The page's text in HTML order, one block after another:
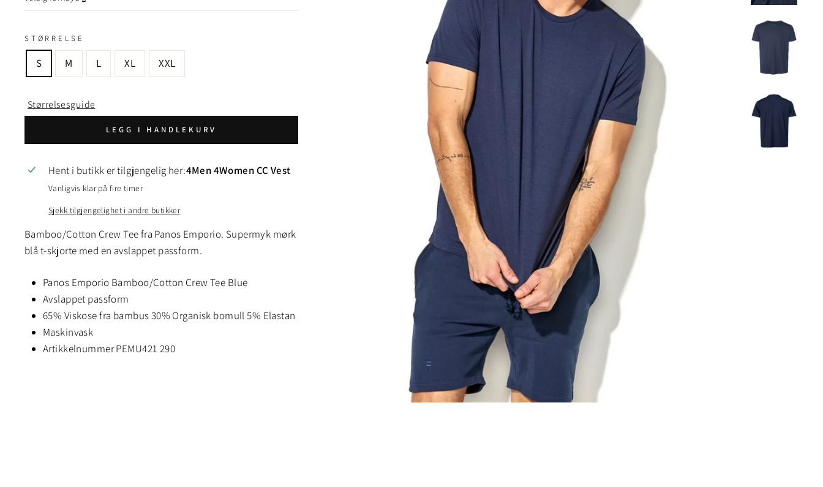
STØRRELSE
S M L XL XXL
Størrelsesguide
LEGG I HANDLEKURV
Hent i butikk er tilgjengelig her:4Men 4Women CC Vest
Vanligvis klar på fire timer
Sjekk tilgjengelighet i andre butikker
Bamboo/Cotton Crew Tee fra Panos Emporio. Supermyk mørk
blå t-skjorte med en avslappet passform.
Panos Emporio Bamboo/Cotton Crew Tee Blue
Avslappet passform
65% Viskose fra bambus 30% Organisk bomull 5% Elastan
Maskinvask
Artikkelnummer PEMU421 290